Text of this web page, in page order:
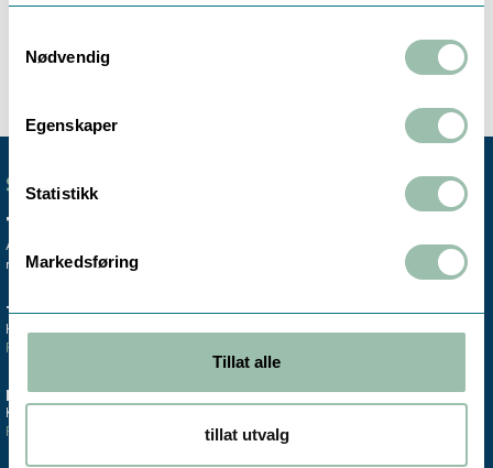
Nødvendig
Egenskaper
Statistikk
Markedsføring
Tillat alle
tillat utvalg
Vi forhandler Seepex pumper og pumpedeler. Ta
kontakt på
SENTRALBORD
+47 72 59 61 00
Avdelingskontorene er koblet til vårt
mobile sentralbord.
TRONDHEIM
Hovedkontor & lager
Finn oss >
ESTLAND
Kontor - Salg Divako
Finn oss >
MO I RANA
Salgskontor instrumentering
STAVANGER
Finn oss >